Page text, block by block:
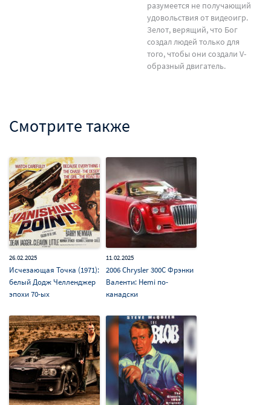
разумеется не получающий
удовольствия от видеоигр.
Зелот, верящий, что Бог
создал людей только для
того, чтобы они создали V-
образный двигатель.
Смотрите также
26.02.2025
Исчезающая Точка (1971):
белый Додж Челленджер
эпохи 70-ых
11.02.2025
2006 Chrysler 300C Фрэнки
Валенти: Hemi по-
канадски